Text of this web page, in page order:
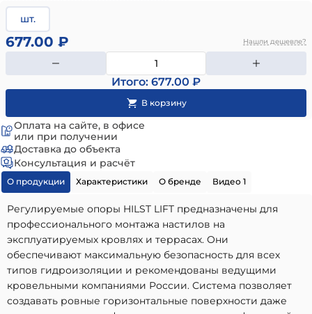
шт.
677.00 ₽ Нашли дешевле?
Итого: 677.00 ₽
Оплата на сайте, в офисе
или при получении
Доставка до объекта
Консультация и расчёт
О продукции Характеристики О бренде Видео 1
Регулируемые опоры HILST LIFT предназначены для
профессионального монтажа настилов на
эксплуатируемых кровлях и террасах. Они
обеспечивают максимальную безопасность для всех
типов гидроизоляции и рекомендованы ведущими
кровельными компаниями России. Система позволяет
создавать ровные горизонтальные поверхности даже